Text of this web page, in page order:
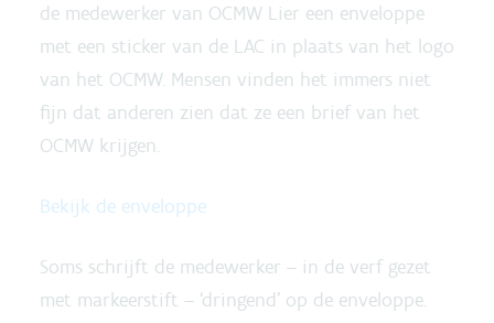
de medewerker van OCMW Lier een enveloppe
met een sticker van de LAC in plaats van het logo
van het OCMW. Mensen vinden het immers niet
fijn dat anderen zien dat ze een brief van het
OCMW krijgen.
Bekijk de enveloppe
Soms schrijft de medewerker – in de verf gezet
met markeerstift – ‘dringend’ op de enveloppe.